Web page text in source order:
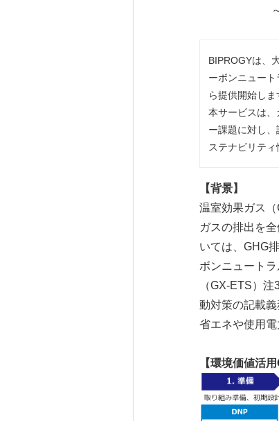
BIPROGYは、
ーボンニュー
ら提供開始しま
本サービスは
ー課題に対し
ステナビリテ
【背景】
温室効果ガス
ガスの排出を
いては、GHG
ボンニュート
（GX-ETS）
動対策の記載
省エネや使用
【環境価値活用